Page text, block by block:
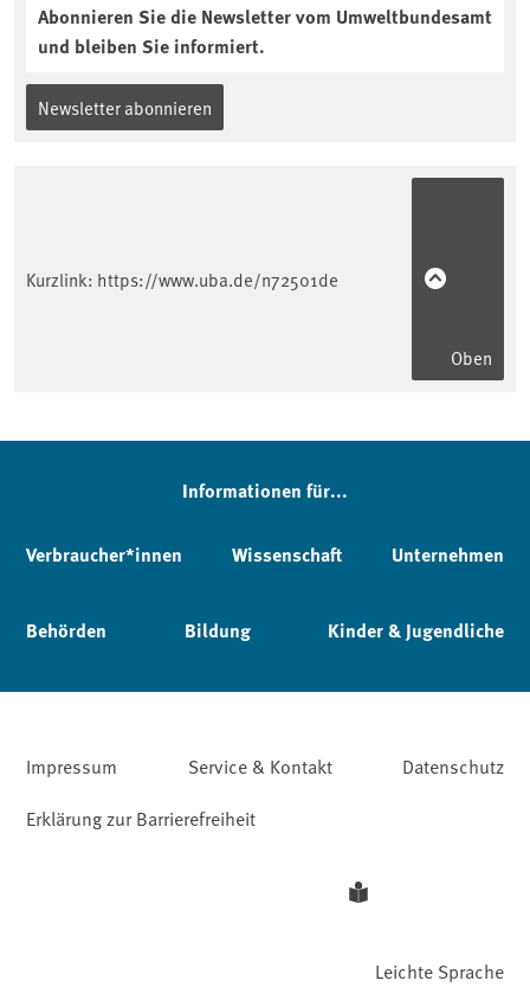
Abonnieren Sie die Newsletter vom Umweltbundesamt
und bleiben Sie informiert.
Newsletter abonnieren
Kurzlink: https://www.uba.de/n72501de
Oben
Informationen für...
Verbraucher*innen Wissenschaft Unternehmen
Behörden Bildung Kinder & Jugendliche
Impressum Service & Kontakt
Datenschutz
Erklärung zur Barrierefreiheit
Leichte Sprache